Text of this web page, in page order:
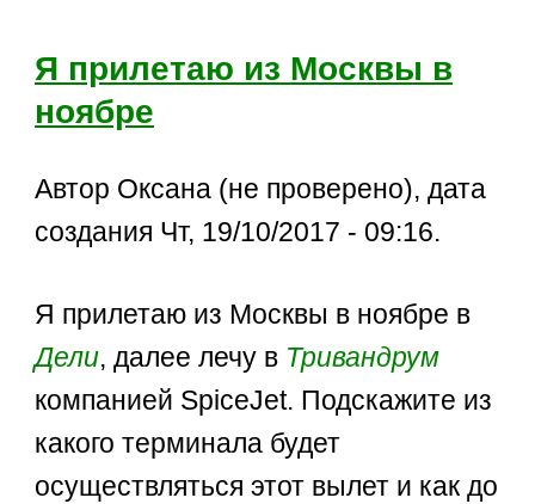
Я прилетаю из Москвы в
ноябре
Автор Оксана (не проверено), дата
создания Чт, 19/10/2017 - 09:16.
Я прилетаю из Москвы в ноябре в
Дели, далее лечу в Тривандрум
компанией SpiceJet. Подскажите из
какого терминала будет
осуществляться этот вылет и как до